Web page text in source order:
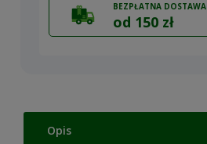
BEZPŁATNA DOSTAWA
od 150 zł
Opis